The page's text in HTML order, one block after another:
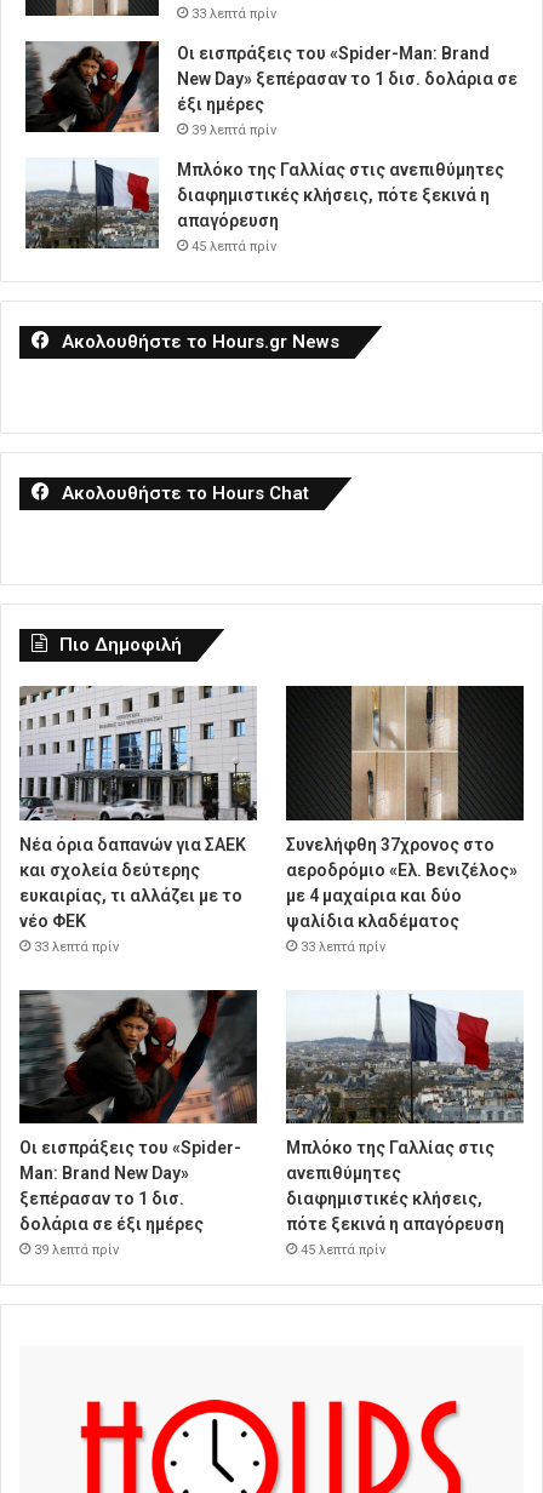
33 λεπτά πρίν
Οι εισπράξεις του «Spider-Man: Brand
New Day» ξεπέρασαν το 1 δισ. δολάρια σε
έξι ημέρες
39 λεπτά πρίν
Μπλόκο της Γαλλίας στις ανεπιθύμητες
διαφημιστικές κλήσεις, πότε ξεκινά η
απαγόρευση
45 λεπτά πρίν
Ακολουθήστε το Hours.gr News
Ακολουθήστε το Hours Chat
Πιο Δημοφιλή
Νέα όρια δαπανών για ΣΑΕΚ
και σχολεία δεύτερης
ευκαιρίας, τι αλλάζει με το
νέο ΦΕΚ
33 λεπτά πρίν
Συνελήφθη 37χρονος στο
αεροδρόμιο «Ελ. Βενιζέλος»
με 4 μαχαίρια και δύο
ψαλίδια κλαδέματος
33 λεπτά πρίν
Οι εισπράξεις του «Spider-
Man: Brand New Day»
ξεπέρασαν το 1 δισ.
δολάρια σε έξι ημέρες
39 λεπτά πρίν
Μπλόκο της Γαλλίας στις
ανεπιθύμητες
διαφημιστικές κλήσεις,
πότε ξεκινά η απαγόρευση
45 λεπτά πρίν